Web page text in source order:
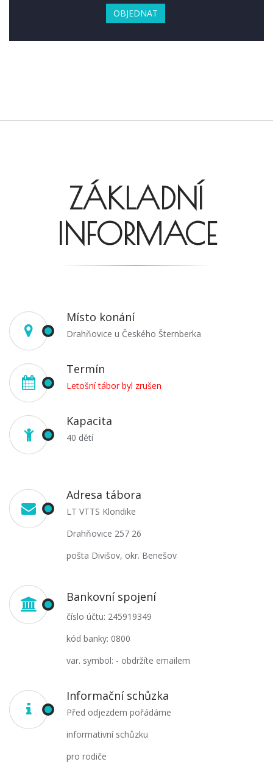
OBJEDNAT
ZÁKLADNÍ
INFORMACE
Místo konání
Drahňovice u Českého Šternberka
Termín
Letošní tábor byl zrušen
Kapacita
40 dětí
Adresa tábora
LT VTTS Klondike
Drahňovice 257 26
pošta Divišov, okr. Benešov
Bankovní spojení
číslo účtu: 245919349
kód banky: 0800
var. symbol: - obdržíte emailem
Informační schůzka
Před odjezdem pořádáme
informativní schůzku
pro rodiče